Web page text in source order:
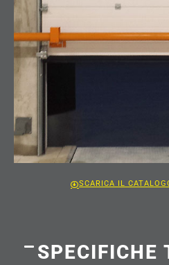
SCARICA IL
SPECIFICHE